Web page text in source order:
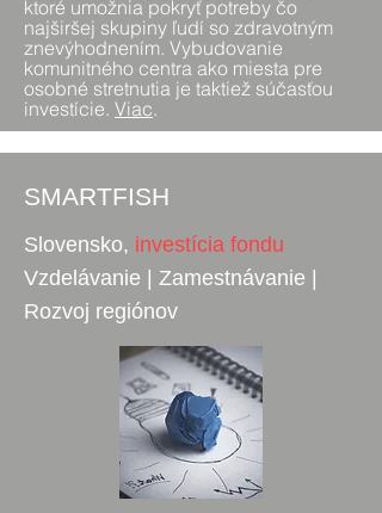
ktoré umožnia pokryť potreby čo
najširšej skupiny ľudí so zdravotným
znevýhodnením. Vybudovanie
komunitného centra ako miesta pre
osobné stretnutia je taktiež súčasťou
investície. Viac.
SMARTFISH
Slovensko, investícia fondu
Vzdelávanie | Zamestnávanie |
Rozvoj regiónov